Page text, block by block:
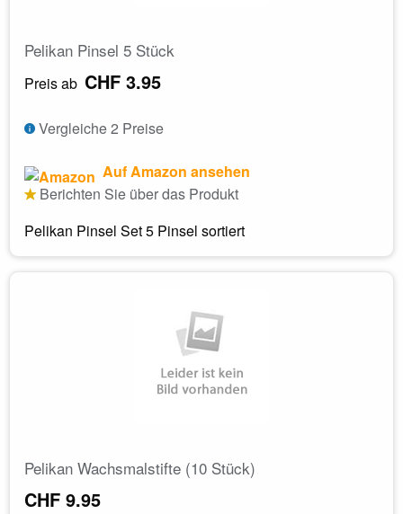
Pelikan Pinsel 5 Stück
Preis ab CHF 3.95
Vergleiche 2 Preise
Auf Amazon ansehen
Berichten Sie über das Produkt
Pelikan Pinsel Set 5 Pinsel sortiert
Pelikan Wachsmalstifte (10 Stück)
CHF 9.95